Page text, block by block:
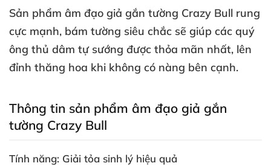
Sản phẩm âm đạo giả gắn tường Crazy Bull rung
cực mạnh, bám tường siêu chắc sẽ giúp các quý
ông thủ dâm tự sướng được thỏa mãn nhất, lên
đỉnh thăng hoa khi không có nàng bên cạnh.
Thông tin sản phẩm âm đạo giả gắn
tường Crazy Bull
Tính năng: Giải tỏa sinh lý hiệu quả